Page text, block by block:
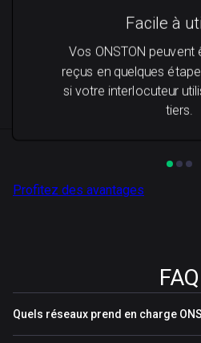
Facile à
Vos ONSTON
reçus en quelques
si votre interlocuteur
tiers.
Profitez des avantages
FAQ
Quels réseaux prend en charge